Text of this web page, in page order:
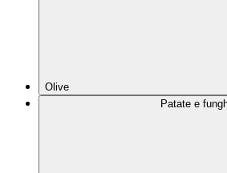
Olive
Patate e